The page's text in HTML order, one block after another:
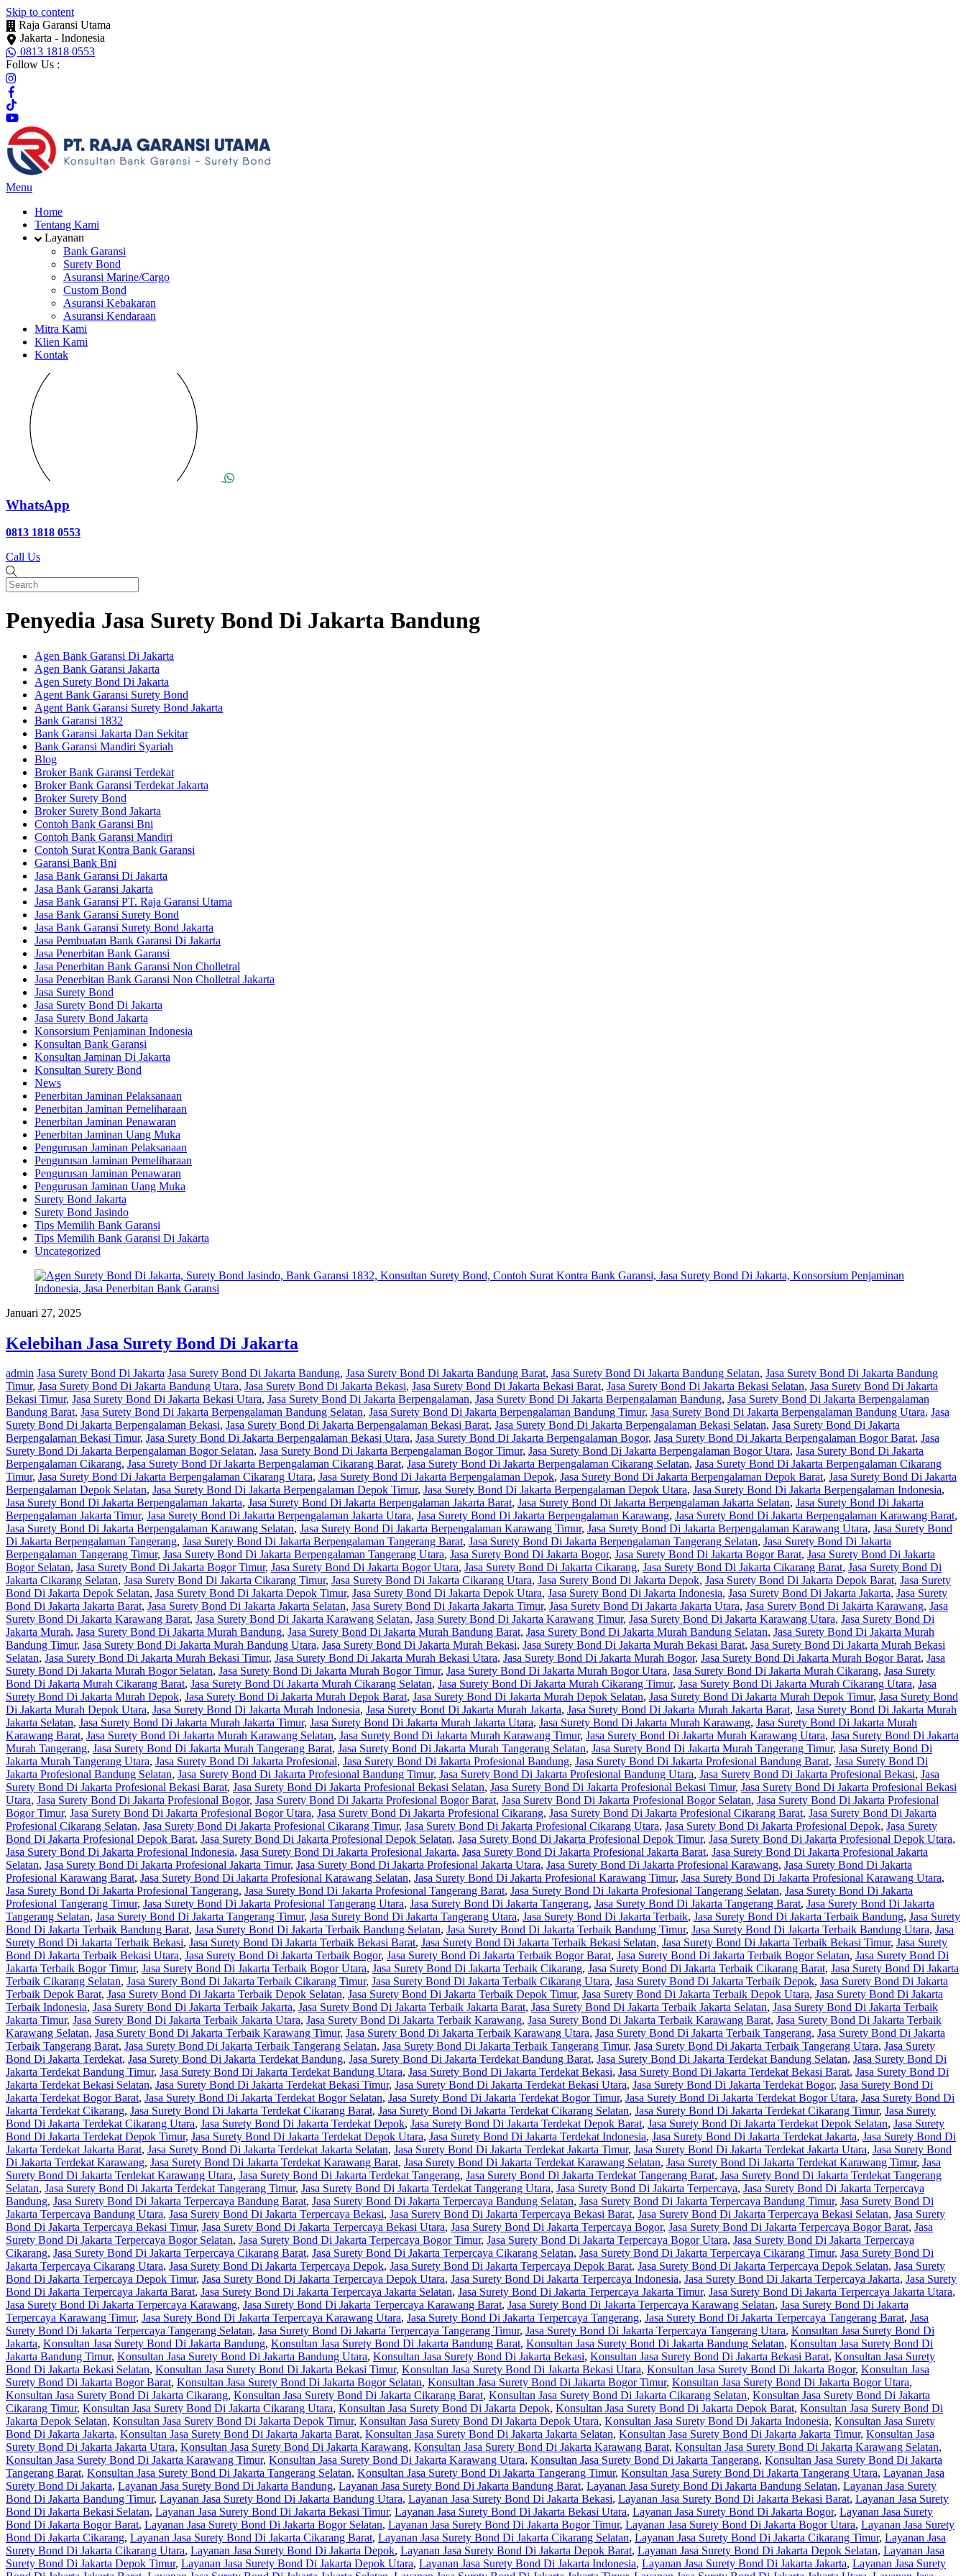
Skip to content
Raja Garansi Utama
Jakarta - Indonesia
0813 1818 0553
Follow Us :
Menu
Home
Tentang Kami
Layanan
Bank Garansi
Surety Bond
Asuransi Marine/Cargo
Custom Bond
Asuransi Kebakaran
Asuransi Kendaraan
Mitra Kami
Klien Kami
Kontak
WhatsApp
0813 1818 0553
Call Us
Penyedia Jasa Surety Bond Di Jakarta Bandung
Agen Bank Garansi Di Jakarta
Agen Bank Garansi Jakarta
Agen Surety Bond Di Jakarta
Agent Bank Garansi Surety Bond
Agent Bank Garansi Surety Bond Jakarta
Bank Garansi 1832
Bank Garansi Jakarta Dan Sekitar
Bank Garansi Mandiri Syariah
Blog
Broker Bank Garansi Terdekat
Broker Bank Garansi Terdekat Jakarta
Broker Surety Bond
Broker Surety Bond Jakarta
Contoh Bank Garansi Bni
Contoh Bank Garansi Mandiri
Contoh Surat Kontra Bank Garansi
Garansi Bank Bni
Jasa Bank Garansi Di Jakarta
Jasa Bank Garansi Jakarta
Jasa Bank Garansi PT. Raja Garansi Utama
Jasa Bank Garansi Surety Bond
Jasa Bank Garansi Surety Bond Jakarta
Jasa Pembuatan Bank Garansi Di Jakarta
Jasa Penerbitan Bank Garansi
Jasa Penerbitan Bank Garansi Non Cholletral
Jasa Penerbitan Bank Garansi Non Cholletral Jakarta
Jasa Surety Bond
Jasa Surety Bond Di Jakarta
Jasa Surety Bond Jakarta
Konsorsium Penjaminan Indonesia
Konsultan Bank Garansi
Konsultan Jaminan Di Jakarta
Konsultan Surety Bond
News
Penerbitan Jaminan Pelaksanaan
Penerbitan Jaminan Pemeliharaan
Penerbitan Jaminan Penawaran
Penerbitan Jaminan Uang Muka
Pengurusan Jaminan Pelaksanaan
Pengurusan Jaminan Pemeliharaan
Pengurusan Jaminan Penawaran
Pengurusan Jaminan Uang Muka
Surety Bond Jakarta
Surety Bond Jasindo
Tips Memilih Bank Garansi
Tips Memilih Bank Garansi Di Jakarta
Uncategorized
Januari 27, 2025
Kelebihan Jasa Surety Bond Di Jakarta
admin Jasa Surety Bond Di Jakarta Jasa Surety Bond Di Jakarta Bandung, Jasa Surety Bond Di Jakarta Bandung Barat, Jasa Surety Bond Di Jakarta Bandung Selatan, Jasa Surety Bond Di Jakarta Bandung
Timur, Jasa Surety Bond Di Jakarta Bandung Utara, Jasa Surety Bond Di Jakarta Bekasi, Jasa Surety Bond Di Jakarta Bekasi Barat, Jasa Surety Bond Di Jakarta Bekasi Selatan, Jasa Surety Bond Di Jakarta
Bekasi Timur, Jasa Surety Bond Di Jakarta Bekasi Utara, Jasa Surety Bond Di Jakarta Berpengalaman, Jasa Surety Bond Di Jakarta Berpengalaman Bandung, Jasa Surety Bond Di Jakarta Berpengalaman
Bandung Barat, Jasa Surety Bond Di Jakarta Berpengalaman Bandung Selatan, Jasa Surety Bond Di Jakarta Berpengalaman Bandung Timur, Jasa Surety Bond Di Jakarta Berpengalaman Bandung Utara, Jasa
Surety Bond Di Jakarta Berpengalaman Bekasi, Jasa Surety Bond Di Jakarta Berpengalaman Bekasi Barat, Jasa Surety Bond Di Jakarta Berpengalaman Bekasi Selatan, Jasa Surety Bond Di Jakarta
Berpengalaman Bekasi Timur, Jasa Surety Bond Di Jakarta Berpengalaman Bekasi Utara, Jasa Surety Bond Di Jakarta Berpengalaman Bogor, Jasa Surety Bond Di Jakarta Berpengalaman Bogor Barat, Jasa
Surety Bond Di Jakarta Berpengalaman Bogor Selatan, Jasa Surety Bond Di Jakarta Berpengalaman Bogor Timur, Jasa Surety Bond Di Jakarta Berpengalaman Bogor Utara, Jasa Surety Bond Di Jakarta
Berpengalaman Cikarang, Jasa Surety Bond Di Jakarta Berpengalaman Cikarang Barat, Jasa Surety Bond Di Jakarta Berpengalaman Cikarang Selatan, Jasa Surety Bond Di Jakarta Berpengalaman Cikarang
Timur, Jasa Surety Bond Di Jakarta Berpengalaman Cikarang Utara, Jasa Surety Bond Di Jakarta Berpengalaman Depok, Jasa Surety Bond Di Jakarta Berpengalaman Depok Barat, Jasa Surety Bond Di Jakarta
Berpengalaman Depok Selatan, Jasa Surety Bond Di Jakarta Berpengalaman Depok Timur, Jasa Surety Bond Di Jakarta Berpengalaman Depok Utara, Jasa Surety Bond Di Jakarta Berpengalaman Indonesia,
Jasa Surety Bond Di Jakarta Berpengalaman Jakarta, Jasa Surety Bond Di Jakarta Berpengalaman Jakarta Barat, Jasa Surety Bond Di Jakarta Berpengalaman Jakarta Selatan, Jasa Surety Bond Di Jakarta
Berpengalaman Jakarta Timur, Jasa Surety Bond Di Jakarta Berpengalaman Jakarta Utara, Jasa Surety Bond Di Jakarta Berpengalaman Karawang, Jasa Surety Bond Di Jakarta Berpengalaman Karawang Barat,
Jasa Surety Bond Di Jakarta Berpengalaman Karawang Selatan, Jasa Surety Bond Di Jakarta Berpengalaman Karawang Timur, Jasa Surety Bond Di Jakarta Berpengalaman Karawang Utara, Jasa Surety Bond
Di Jakarta Berpengalaman Tangerang, Jasa Surety Bond Di Jakarta Berpengalaman Tangerang Barat, Jasa Surety Bond Di Jakarta Berpengalaman Tangerang Selatan, Jasa Surety Bond Di Jakarta
Berpengalaman Tangerang Timur, Jasa Surety Bond Di Jakarta Berpengalaman Tangerang Utara, Jasa Surety Bond Di Jakarta Bogor, Jasa Surety Bond Di Jakarta Bogor Barat, Jasa Surety Bond Di Jakarta
Bogor Selatan, Jasa Surety Bond Di Jakarta Bogor Timur, Jasa Surety Bond Di Jakarta Bogor Utara, Jasa Surety Bond Di Jakarta Cikarang, Jasa Surety Bond Di Jakarta Cikarang Barat, Jasa Surety Bond Di
Jakarta Cikarang Selatan, Jasa Surety Bond Di Jakarta Cikarang Timur, Jasa Surety Bond Di Jakarta Cikarang Utara, Jasa Surety Bond Di Jakarta Depok, Jasa Surety Bond Di Jakarta Depok Barat, Jasa Surety
Bond Di Jakarta Depok Selatan, Jasa Surety Bond Di Jakarta Depok Timur, Jasa Surety Bond Di Jakarta Depok Utara, Jasa Surety Bond Di Jakarta Indonesia, Jasa Surety Bond Di Jakarta Jakarta, Jasa Surety
Bond Di Jakarta Jakarta Barat, Jasa Surety Bond Di Jakarta Jakarta Selatan, Jasa Surety Bond Di Jakarta Jakarta Timur, Jasa Surety Bond Di Jakarta Jakarta Utara, Jasa Surety Bond Di Jakarta Karawang, Jasa
Surety Bond Di Jakarta Karawang Barat, Jasa Surety Bond Di Jakarta Karawang Selatan, Jasa Surety Bond Di Jakarta Karawang Timur, Jasa Surety Bond Di Jakarta Karawang Utara, Jasa Surety Bond Di
Jakarta Murah, Jasa Surety Bond Di Jakarta Murah Bandung, Jasa Surety Bond Di Jakarta Murah Bandung Barat, Jasa Surety Bond Di Jakarta Murah Bandung Selatan, Jasa Surety Bond Di Jakarta Murah
Bandung Timur, Jasa Surety Bond Di Jakarta Murah Bandung Utara, Jasa Surety Bond Di Jakarta Murah Bekasi, Jasa Surety Bond Di Jakarta Murah Bekasi Barat, Jasa Surety Bond Di Jakarta Murah Bekasi
Selatan, Jasa Surety Bond Di Jakarta Murah Bekasi Timur, Jasa Surety Bond Di Jakarta Murah Bekasi Utara, Jasa Surety Bond Di Jakarta Murah Bogor, Jasa Surety Bond Di Jakarta Murah Bogor Barat, Jasa
Surety Bond Di Jakarta Murah Bogor Selatan, Jasa Surety Bond Di Jakarta Murah Bogor Timur, Jasa Surety Bond Di Jakarta Murah Bogor Utara, Jasa Surety Bond Di Jakarta Murah Cikarang, Jasa Surety
Bond Di Jakarta Murah Cikarang Barat, Jasa Surety Bond Di Jakarta Murah Cikarang Selatan, Jasa Surety Bond Di Jakarta Murah Cikarang Timur, Jasa Surety Bond Di Jakarta Murah Cikarang Utara, Jasa
Surety Bond Di Jakarta Murah Depok, Jasa Surety Bond Di Jakarta Murah Depok Barat, Jasa Surety Bond Di Jakarta Murah Depok Selatan, Jasa Surety Bond Di Jakarta Murah Depok Timur, Jasa Surety Bond
Di Jakarta Murah Depok Utara, Jasa Surety Bond Di Jakarta Murah Indonesia, Jasa Surety Bond Di Jakarta Murah Jakarta, Jasa Surety Bond Di Jakarta Murah Jakarta Barat, Jasa Surety Bond Di Jakarta Murah
Jakarta Selatan, Jasa Surety Bond Di Jakarta Murah Jakarta Timur, Jasa Surety Bond Di Jakarta Murah Jakarta Utara, Jasa Surety Bond Di Jakarta Murah Karawang, Jasa Surety Bond Di Jakarta Murah
Karawang Barat, Jasa Surety Bond Di Jakarta Murah Karawang Selatan, Jasa Surety Bond Di Jakarta Murah Karawang Timur, Jasa Surety Bond Di Jakarta Murah Karawang Utara, Jasa Surety Bond Di Jakarta
Murah Tangerang, Jasa Surety Bond Di Jakarta Murah Tangerang Barat, Jasa Surety Bond Di Jakarta Murah Tangerang Selatan, Jasa Surety Bond Di Jakarta Murah Tangerang Timur, Jasa Surety Bond Di
Jakarta Murah Tangerang Utara, Jasa Surety Bond Di Jakarta Profesional, Jasa Surety Bond Di Jakarta Profesional Bandung, Jasa Surety Bond Di Jakarta Profesional Bandung Barat, Jasa Surety Bond Di
Jakarta Profesional Bandung Selatan, Jasa Surety Bond Di Jakarta Profesional Bandung Timur, Jasa Surety Bond Di Jakarta Profesional Bandung Utara, Jasa Surety Bond Di Jakarta Profesional Bekasi, Jasa
Surety Bond Di Jakarta Profesional Bekasi Barat, Jasa Surety Bond Di Jakarta Profesional Bekasi Selatan, Jasa Surety Bond Di Jakarta Profesional Bekasi Timur, Jasa Surety Bond Di Jakarta Profesional Bekasi
Utara, Jasa Surety Bond Di Jakarta Profesional Bogor, Jasa Surety Bond Di Jakarta Profesional Bogor Barat, Jasa Surety Bond Di Jakarta Profesional Bogor Selatan, Jasa Surety Bond Di Jakarta Profesional
Bogor Timur, Jasa Surety Bond Di Jakarta Profesional Bogor Utara, Jasa Surety Bond Di Jakarta Profesional Cikarang, Jasa Surety Bond Di Jakarta Profesional Cikarang Barat, Jasa Surety Bond Di Jakarta
Profesional Cikarang Selatan, Jasa Surety Bond Di Jakarta Profesional Cikarang Timur, Jasa Surety Bond Di Jakarta Profesional Cikarang Utara, Jasa Surety Bond Di Jakarta Profesional Depok, Jasa Surety
Bond Di Jakarta Profesional Depok Barat, Jasa Surety Bond Di Jakarta Profesional Depok Selatan, Jasa Surety Bond Di Jakarta Profesional Depok Timur, Jasa Surety Bond Di Jakarta Profesional Depok Utara,
Jasa Surety Bond Di Jakarta Profesional Indonesia, Jasa Surety Bond Di Jakarta Profesional Jakarta, Jasa Surety Bond Di Jakarta Profesional Jakarta Barat, Jasa Surety Bond Di Jakarta Profesional Jakarta
Selatan, Jasa Surety Bond Di Jakarta Profesional Jakarta Timur, Jasa Surety Bond Di Jakarta Profesional Jakarta Utara, Jasa Surety Bond Di Jakarta Profesional Karawang, Jasa Surety Bond Di Jakarta
Profesional Karawang Barat, Jasa Surety Bond Di Jakarta Profesional Karawang Selatan, Jasa Surety Bond Di Jakarta Profesional Karawang Timur, Jasa Surety Bond Di Jakarta Profesional Karawang Utara,
Jasa Surety Bond Di Jakarta Profesional Tangerang, Jasa Surety Bond Di Jakarta Profesional Tangerang Barat, Jasa Surety Bond Di Jakarta Profesional Tangerang Selatan, Jasa Surety Bond Di Jakarta
Profesional Tangerang Timur, Jasa Surety Bond Di Jakarta Profesional Tangerang Utara, Jasa Surety Bond Di Jakarta Tangerang, Jasa Surety Bond Di Jakarta Tangerang Barat, Jasa Surety Bond Di Jakarta
Tangerang Selatan, Jasa Surety Bond Di Jakarta Tangerang Timur, Jasa Surety Bond Di Jakarta Tangerang Utara, Jasa Surety Bond Di Jakarta Terbaik, Jasa Surety Bond Di Jakarta Terbaik Bandung, Jasa Surety
Bond Di Jakarta Terbaik Bandung Barat, Jasa Surety Bond Di Jakarta Terbaik Bandung Selatan, Jasa Surety Bond Di Jakarta Terbaik Bandung Timur, Jasa Surety Bond Di Jakarta Terbaik Bandung Utara, Jasa
Surety Bond Di Jakarta Terbaik Bekasi, Jasa Surety Bond Di Jakarta Terbaik Bekasi Barat, Jasa Surety Bond Di Jakarta Terbaik Bekasi Selatan, Jasa Surety Bond Di Jakarta Terbaik Bekasi Timur, Jasa Surety
Bond Di Jakarta Terbaik Bekasi Utara, Jasa Surety Bond Di Jakarta Terbaik Bogor, Jasa Surety Bond Di Jakarta Terbaik Bogor Barat, Jasa Surety Bond Di Jakarta Terbaik Bogor Selatan, Jasa Surety Bond Di
Jakarta Terbaik Bogor Timur, Jasa Surety Bond Di Jakarta Terbaik Bogor Utara, Jasa Surety Bond Di Jakarta Terbaik Cikarang, Jasa Surety Bond Di Jakarta Terbaik Cikarang Barat, Jasa Surety Bond Di Jakarta
Terbaik Cikarang Selatan, Jasa Surety Bond Di Jakarta Terbaik Cikarang Timur, Jasa Surety Bond Di Jakarta Terbaik Cikarang Utara, Jasa Surety Bond Di Jakarta Terbaik Depok, Jasa Surety Bond Di Jakarta
Terbaik Depok Barat, Jasa Surety Bond Di Jakarta Terbaik Depok Selatan, Jasa Surety Bond Di Jakarta Terbaik Depok Timur, Jasa Surety Bond Di Jakarta Terbaik Depok Utara, Jasa Surety Bond Di Jakarta
Terbaik Indonesia, Jasa Surety Bond Di Jakarta Terbaik Jakarta, Jasa Surety Bond Di Jakarta Terbaik Jakarta Barat, Jasa Surety Bond Di Jakarta Terbaik Jakarta Selatan, Jasa Surety Bond Di Jakarta Terbaik
Jakarta Timur, Jasa Surety Bond Di Jakarta Terbaik Jakarta Utara, Jasa Surety Bond Di Jakarta Terbaik Karawang, Jasa Surety Bond Di Jakarta Terbaik Karawang Barat, Jasa Surety Bond Di Jakarta Terbaik
Karawang Selatan, Jasa Surety Bond Di Jakarta Terbaik Karawang Timur, Jasa Surety Bond Di Jakarta Terbaik Karawang Utara, Jasa Surety Bond Di Jakarta Terbaik Tangerang, Jasa Surety Bond Di Jakarta
Terbaik Tangerang Barat, Jasa Surety Bond Di Jakarta Terbaik Tangerang Selatan, Jasa Surety Bond Di Jakarta Terbaik Tangerang Timur, Jasa Surety Bond Di Jakarta Terbaik Tangerang Utara, Jasa Surety
Bond Di Jakarta Terdekat, Jasa Surety Bond Di Jakarta Terdekat Bandung, Jasa Surety Bond Di Jakarta Terdekat Bandung Barat, Jasa Surety Bond Di Jakarta Terdekat Bandung Selatan, Jasa Surety Bond Di
Jakarta Terdekat Bandung Timur, Jasa Surety Bond Di Jakarta Terdekat Bandung Utara, Jasa Surety Bond Di Jakarta Terdekat Bekasi, Jasa Surety Bond Di Jakarta Terdekat Bekasi Barat, Jasa Surety Bond Di
Jakarta Terdekat Bekasi Selatan, Jasa Surety Bond Di Jakarta Terdekat Bekasi Timur, Jasa Surety Bond Di Jakarta Terdekat Bekasi Utara, Jasa Surety Bond Di Jakarta Terdekat Bogor, Jasa Surety Bond Di
Jakarta Terdekat Bogor Barat, Jasa Surety Bond Di Jakarta Terdekat Bogor Selatan, Jasa Surety Bond Di Jakarta Terdekat Bogor Timur, Jasa Surety Bond Di Jakarta Terdekat Bogor Utara, Jasa Surety Bond Di
Jakarta Terdekat Cikarang, Jasa Surety Bond Di Jakarta Terdekat Cikarang Barat, Jasa Surety Bond Di Jakarta Terdekat Cikarang Selatan, Jasa Surety Bond Di Jakarta Terdekat Cikarang Timur, Jasa Surety
Bond Di Jakarta Terdekat Cikarang Utara, Jasa Surety Bond Di Jakarta Terdekat Depok, Jasa Surety Bond Di Jakarta Terdekat Depok Barat, Jasa Surety Bond Di Jakarta Terdekat Depok Selatan, Jasa Surety
Bond Di Jakarta Terdekat Depok Timur, Jasa Surety Bond Di Jakarta Terdekat Depok Utara, Jasa Surety Bond Di Jakarta Terdekat Indonesia, Jasa Surety Bond Di Jakarta Terdekat Jakarta, Jasa Surety Bond Di
Jakarta Terdekat Jakarta Barat, Jasa Surety Bond Di Jakarta Terdekat Jakarta Selatan, Jasa Surety Bond Di Jakarta Terdekat Jakarta Timur, Jasa Surety Bond Di Jakarta Terdekat Jakarta Utara, Jasa Surety Bond
Di Jakarta Terdekat Karawang, Jasa Surety Bond Di Jakarta Terdekat Karawang Barat, Jasa Surety Bond Di Jakarta Terdekat Karawang Selatan, Jasa Surety Bond Di Jakarta Terdekat Karawang Timur, Jasa
Surety Bond Di Jakarta Terdekat Karawang Utara, Jasa Surety Bond Di Jakarta Terdekat Tangerang, Jasa Surety Bond Di Jakarta Terdekat Tangerang Barat, Jasa Surety Bond Di Jakarta Terdekat Tangerang
Selatan, Jasa Surety Bond Di Jakarta Terdekat Tangerang Timur, Jasa Surety Bond Di Jakarta Terdekat Tangerang Utara, Jasa Surety Bond Di Jakarta Terpercaya, Jasa Surety Bond Di Jakarta Terpercaya
Bandung, Jasa Surety Bond Di Jakarta Terpercaya Bandung Barat, Jasa Surety Bond Di Jakarta Terpercaya Bandung Selatan, Jasa Surety Bond Di Jakarta Terpercaya Bandung Timur, Jasa Surety Bond Di
Jakarta Terpercaya Bandung Utara, Jasa Surety Bond Di Jakarta Terpercaya Bekasi, Jasa Surety Bond Di Jakarta Terpercaya Bekasi Barat, Jasa Surety Bond Di Jakarta Terpercaya Bekasi Selatan, Jasa Surety
Bond Di Jakarta Terpercaya Bekasi Timur, Jasa Surety Bond Di Jakarta Terpercaya Bekasi Utara, Jasa Surety Bond Di Jakarta Terpercaya Bogor, Jasa Surety Bond Di Jakarta Terpercaya Bogor Barat, Jasa
Surety Bond Di Jakarta Terpercaya Bogor Selatan, Jasa Surety Bond Di Jakarta Terpercaya Bogor Timur, Jasa Surety Bond Di Jakarta Terpercaya Bogor Utara, Jasa Surety Bond Di Jakarta Terpercaya
Cikarang, Jasa Surety Bond Di Jakarta Terpercaya Cikarang Barat, Jasa Surety Bond Di Jakarta Terpercaya Cikarang Selatan, Jasa Surety Bond Di Jakarta Terpercaya Cikarang Timur, Jasa Surety Bond Di
Jakarta Terpercaya Cikarang Utara, Jasa Surety Bond Di Jakarta Terpercaya Depok, Jasa Surety Bond Di Jakarta Terpercaya Depok Barat, Jasa Surety Bond Di Jakarta Terpercaya Depok Selatan, Jasa Surety
Bond Di Jakarta Terpercaya Depok Timur, Jasa Surety Bond Di Jakarta Terpercaya Depok Utara, Jasa Surety Bond Di Jakarta Terpercaya Indonesia, Jasa Surety Bond Di Jakarta Terpercaya Jakarta, Jasa Surety
Bond Di Jakarta Terpercaya Jakarta Barat, Jasa Surety Bond Di Jakarta Terpercaya Jakarta Selatan, Jasa Surety Bond Di Jakarta Terpercaya Jakarta Timur, Jasa Surety Bond Di Jakarta Terpercaya Jakarta Utara,
Jasa Surety Bond Di Jakarta Terpercaya Karawang, Jasa Surety Bond Di Jakarta Terpercaya Karawang Barat, Jasa Surety Bond Di Jakarta Terpercaya Karawang Selatan, Jasa Surety Bond Di Jakarta
Terpercaya Karawang Timur, Jasa Surety Bond Di Jakarta Terpercaya Karawang Utara, Jasa Surety Bond Di Jakarta Terpercaya Tangerang, Jasa Surety Bond Di Jakarta Terpercaya Tangerang Barat, Jasa
Surety Bond Di Jakarta Terpercaya Tangerang Selatan, Jasa Surety Bond Di Jakarta Terpercaya Tangerang Timur, Jasa Surety Bond Di Jakarta Terpercaya Tangerang Utara, Konsultan Jasa Surety Bond Di
Jakarta, Konsultan Jasa Surety Bond Di Jakarta Bandung, Konsultan Jasa Surety Bond Di Jakarta Bandung Barat, Konsultan Jasa Surety Bond Di Jakarta Bandung Selatan, Konsultan Jasa Surety Bond Di
Jakarta Bandung Timur, Konsultan Jasa Surety Bond Di Jakarta Bandung Utara, Konsultan Jasa Surety Bond Di Jakarta Bekasi, Konsultan Jasa Surety Bond Di Jakarta Bekasi Barat, Konsultan Jasa Surety
Bond Di Jakarta Bekasi Selatan, Konsultan Jasa Surety Bond Di Jakarta Bekasi Timur, Konsultan Jasa Surety Bond Di Jakarta Bekasi Utara, Konsultan Jasa Surety Bond Di Jakarta Bogor, Konsultan Jasa
Surety Bond Di Jakarta Bogor Barat, Konsultan Jasa Surety Bond Di Jakarta Bogor Selatan, Konsultan Jasa Surety Bond Di Jakarta Bogor Timur, Konsultan Jasa Surety Bond Di Jakarta Bogor Utara,
Konsultan Jasa Surety Bond Di Jakarta Cikarang, Konsultan Jasa Surety Bond Di Jakarta Cikarang Barat, Konsultan Jasa Surety Bond Di Jakarta Cikarang Selatan, Konsultan Jasa Surety Bond Di Jakarta
Cikarang Timur, Konsultan Jasa Surety Bond Di Jakarta Cikarang Utara, Konsultan Jasa Surety Bond Di Jakarta Depok, Konsultan Jasa Surety Bond Di Jakarta Depok Barat, Konsultan Jasa Surety Bond Di
Jakarta Depok Selatan, Konsultan Jasa Surety Bond Di Jakarta Depok Timur, Konsultan Jasa Surety Bond Di Jakarta Depok Utara, Konsultan Jasa Surety Bond Di Jakarta Indonesia, Konsultan Jasa Surety
Bond Di Jakarta Jakarta, Konsultan Jasa Surety Bond Di Jakarta Jakarta Barat, Konsultan Jasa Surety Bond Di Jakarta Jakarta Selatan, Konsultan Jasa Surety Bond Di Jakarta Jakarta Timur, Konsultan Jasa
Surety Bond Di Jakarta Jakarta Utara, Konsultan Jasa Surety Bond Di Jakarta Karawang, Konsultan Jasa Surety Bond Di Jakarta Karawang Barat, Konsultan Jasa Surety Bond Di Jakarta Karawang Selatan,
Konsultan Jasa Surety Bond Di Jakarta Karawang Timur, Konsultan Jasa Surety Bond Di Jakarta Karawang Utara, Konsultan Jasa Surety Bond Di Jakarta Tangerang, Konsultan Jasa Surety Bond Di Jakarta
Tangerang Barat, Konsultan Jasa Surety Bond Di Jakarta Tangerang Selatan, Konsultan Jasa Surety Bond Di Jakarta Tangerang Timur, Konsultan Jasa Surety Bond Di Jakarta Tangerang Utara, Layanan Jasa
Surety Bond Di Jakarta, Layanan Jasa Surety Bond Di Jakarta Bandung, Layanan Jasa Surety Bond Di Jakarta Bandung Barat, Layanan Jasa Surety Bond Di Jakarta Bandung Selatan, Layanan Jasa Surety
Bond Di Jakarta Bandung Timur, Layanan Jasa Surety Bond Di Jakarta Bandung Utara, Layanan Jasa Surety Bond Di Jakarta Bekasi, Layanan Jasa Surety Bond Di Jakarta Bekasi Barat, Layanan Jasa Surety
Bond Di Jakarta Bekasi Selatan, Layanan Jasa Surety Bond Di Jakarta Bekasi Timur, Layanan Jasa Surety Bond Di Jakarta Bekasi Utara, Layanan Jasa Surety Bond Di Jakarta Bogor, Layanan Jasa Surety
Bond Di Jakarta Bogor Barat, Layanan Jasa Surety Bond Di Jakarta Bogor Selatan, Layanan Jasa Surety Bond Di Jakarta Bogor Timur, Layanan Jasa Surety Bond Di Jakarta Bogor Utara, Layanan Jasa Surety
Bond Di Jakarta Cikarang, Layanan Jasa Surety Bond Di Jakarta Cikarang Barat, Layanan Jasa Surety Bond Di Jakarta Cikarang Selatan, Layanan Jasa Surety Bond Di Jakarta Cikarang Timur, Layanan Jasa
Surety Bond Di Jakarta Cikarang Utara, Layanan Jasa Surety Bond Di Jakarta Depok, Layanan Jasa Surety Bond Di Jakarta Depok Barat, Layanan Jasa Surety Bond Di Jakarta Depok Selatan, Layanan Jasa
Surety Bond Di Jakarta Depok Timur, Layanan Jasa Surety Bond Di Jakarta Depok Utara, Layanan Jasa Surety Bond Di Jakarta Indonesia, Layanan Jasa Surety Bond Di Jakarta Jakarta, Layanan Jasa Surety